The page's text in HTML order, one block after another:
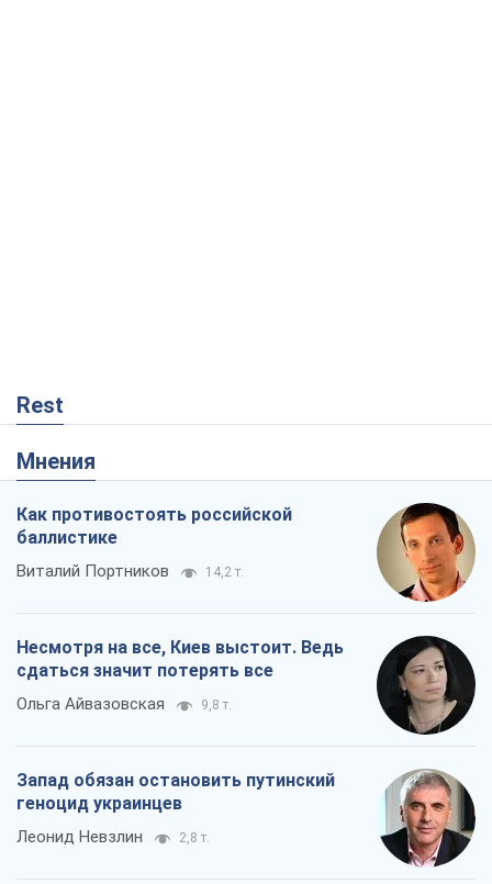
Rest
Мнения
Как противостоять российской
баллистике
Виталий Портников 14,2 т.
Несмотря на все, Киев выстоит. Ведь
сдаться значит потерять все
Ольга Айвазовская 9,8 т.
Запад обязан остановить путинский
геноцид украинцев
Леонид Невзлин 2,8 т.